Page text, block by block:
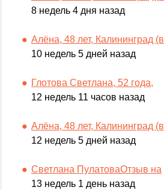
8 недель 4 дня назад
Алёна, 48 лет, Калининград (в
10 недель 5 дней назад
Глотова Светлана, 52 года,
12 недель 11 часов назад
Алёна, 48 лет, Калининград (в
12 недель 5 дней назад
Светлана ПулатоваОтзыв на
13 недель 1 день назад